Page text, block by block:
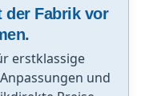
der Fabrik vor
erstklassige
und